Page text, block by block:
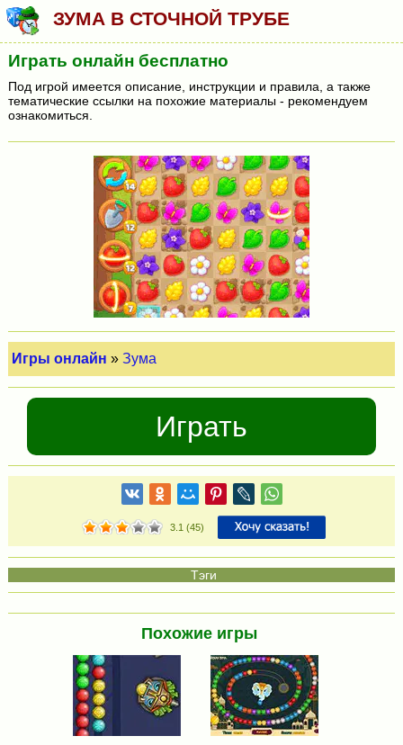
ЗУМА В СТОЧНОЙ ТРУБЕ
Играть онлайн бесплатно
Под игрой имеется описание, инструкции и правила, а также
тематические ссылки на похожие материалы - рекомендуем
ознакомиться.
Игры онлайн »Зума
Играть
3.1 (45)
Похожие игры